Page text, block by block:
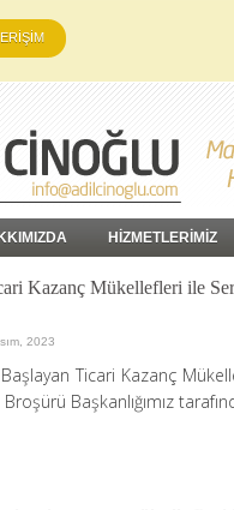
HİZMETLERİMİZ
Kazanç Mükellefleri ile
2023
Ticari Kazanç
Başkanlığımız